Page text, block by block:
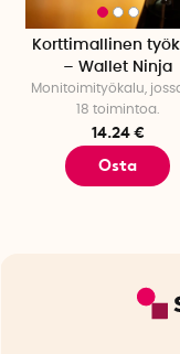
Korttimallinen
– Wallet Ninja
Monitoimityökalu,
18 toimintoa.
14.24 €
Osta